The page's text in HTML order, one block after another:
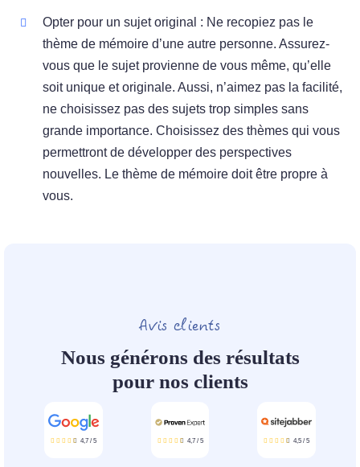
Opter pour un sujet original : Ne recopiez pas le
thème de mémoire d’une autre personne. Assurez-
vous que le sujet provienne de vous même, qu’elle
soit unique et originale. Aussi, n’aimez pas la facilité,
ne choisissez pas des sujets trop simples sans
grande importance. Choisissez des thèmes qui vous
permettront de développer des perspectives
nouvelles. Le thème de mémoire doit être propre à
vous.
Avis clients
Nous générons des résultats
pour nos clients
4,7/ 5 4,7/ 5 4,5 /5